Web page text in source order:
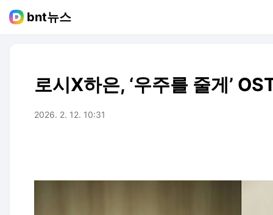
bnt뉴스
로시X하은, ‘우주를 줄게’
2026. 2. 12. 10:31